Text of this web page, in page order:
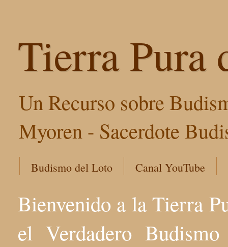
Tierra Pura
Un Recurso sobre
Myoren - Sacerdote
Budismo del Loto Canal YouTube
Bienvenido a la Tierra
el Verdadero